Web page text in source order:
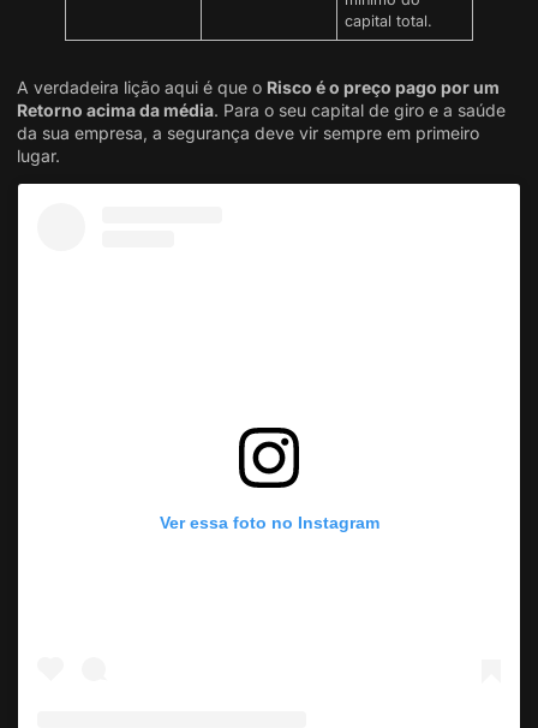
capital total.
A verdadeira lição aqui é que o Risco é o preço pago por um
Retorno acima da média. Para o seu capital de giro e a saúde
da sua empresa, a segurança deve vir sempre em primeiro
lugar.
Ver essa foto no Instagram